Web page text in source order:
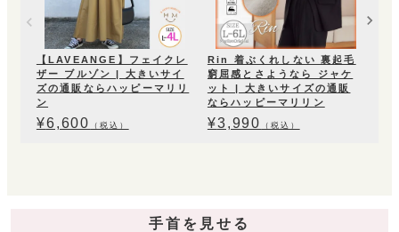
【LAVEANGE】フェイクレ
ザー ブルゾン | 大きいサイ
ズの通販ならハッピーマリリ
ン
¥6,600 （税込）
Rin 着ぶくれしない 裏起毛
窮屈感とさようなら ジャケ
ット | 大きいサイズの通販
ならハッピーマリリン
¥3,990 （税込）
手首を見せる